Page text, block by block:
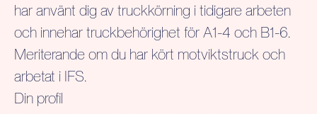
har använt dig av truckkörning i tidigare arbeten
och innehar truckbehörighet för A1-4 och B1-6.
Meriterande om du har kört motviktstruck och
arbetat i IFS.
Din profil